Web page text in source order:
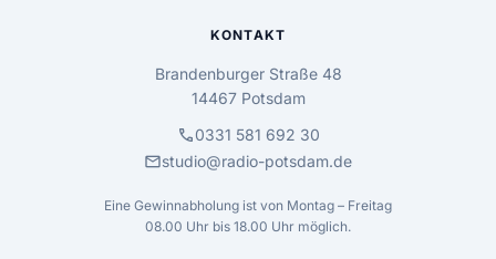
KONTAKT
Brandenburger Straße 48
14467 Potsdam
call0331 581 692 30
mailstudio@radio-potsdam.de
Eine Gewinnabholung ist von Montag – Freitag
08.00 Uhr bis 18.00 Uhr möglich.